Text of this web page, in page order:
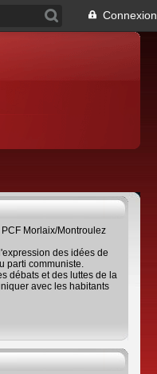
Connexion
Morlaix/Montroulez
des idées de
parti communiste.
débats et des luttes de la
avec les habitants